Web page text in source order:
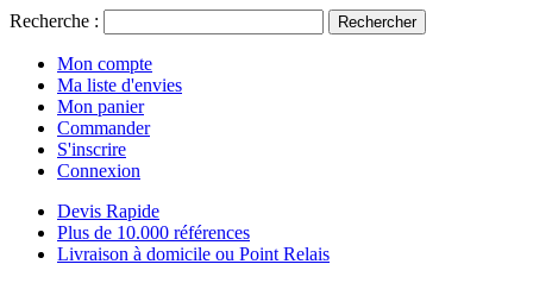
Recherche : Rechercher
Mon compte
Ma liste d'envies
Mon panier
Commander
S'inscrire
Connexion
Devis Rapide
Plus de 10.000 références
Livraison à domicile ou Point Relais